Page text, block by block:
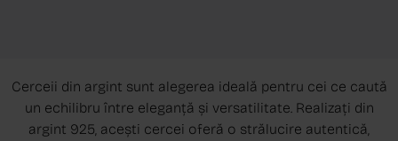
Cerceii din argint sunt alegerea ideală pentru cei ce caută
un echilibru între eleganță și versatilitate. Realizați din
argint 925, acești cercei oferă o strălucire autentică,